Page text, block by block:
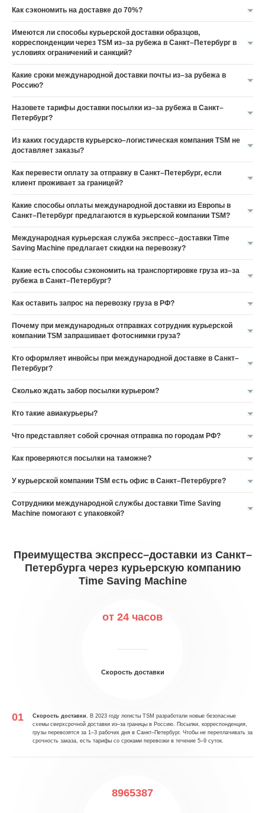
Как сэкономить на доставке до 70%?
Имеются ли способы курьерской доставки образцов,
корреспонденции через TSM из–за рубежа в Санкт–Петербург в
условиях ограничений и санкций?
Какие сроки международной доставки почты из–за рубежа в
Россию?
Назовете тарифы доставки посылки из–за рубежа в Санкт–
Петербург?
Из каких государств курьерско–логистическая компания TSM не
доставляет заказы?
Как перевести оплату за отправку в Санкт–Петербург, если
клиент проживает за границей?
Какие способы оплаты международной доставки из Европы в
Санкт–Петербург предлагаются в курьерской компании TSM?
Международная курьерская служба экспресс–доставки Time
Saving Machine предлагает скидки на перевозку?
Какие есть способы сэкономить на транспортировке груза из–за
рубежа в Санкт–Петербург?
Как оставить запрос на перевозку груза в РФ?
Почему при международных отправках сотрудник курьерской
компании TSM запрашивает фотоснимки груза?
Кто оформляет инвойсы при международной доставке в Санкт–
Петербург?
Сколько ждать забор посылки курьером?
Кто такие авиакурьеры?
Что представляет собой срочная отправка по городам РФ?
Как проверяются посылки на таможне?
У курьерской компании TSM есть офис в Санкт–Петербурге?
Сотрудники международной службы доставки Time Saving
Machine помогают с упаковкой?
Преимущества экспресс–доставки из Санкт–
Петербурга через курьерскую компанию
Time Saving Machine
от 24 часов
Скорость доставки
Скорость доставки. В 2023 году логисты TSM разработали новые безопасные
схемы сверхсрочной доставки из–за границы в Россию. Посылки, корреспонденция,
грузы перевозятся за 1–3 рабочих дня в Санкт–Петербург. Чтобы не переплачивать за
срочность заказа, есть тарифы со сроками перевозки в течение 5–9 суток.
8965387